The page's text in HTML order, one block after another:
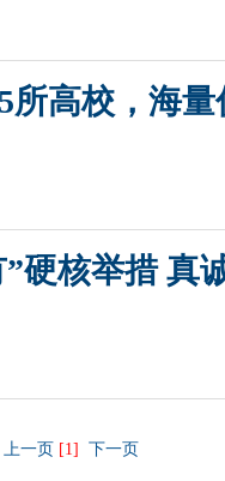
所高校，海
硬核举措 真
上一页 [1] 下一页